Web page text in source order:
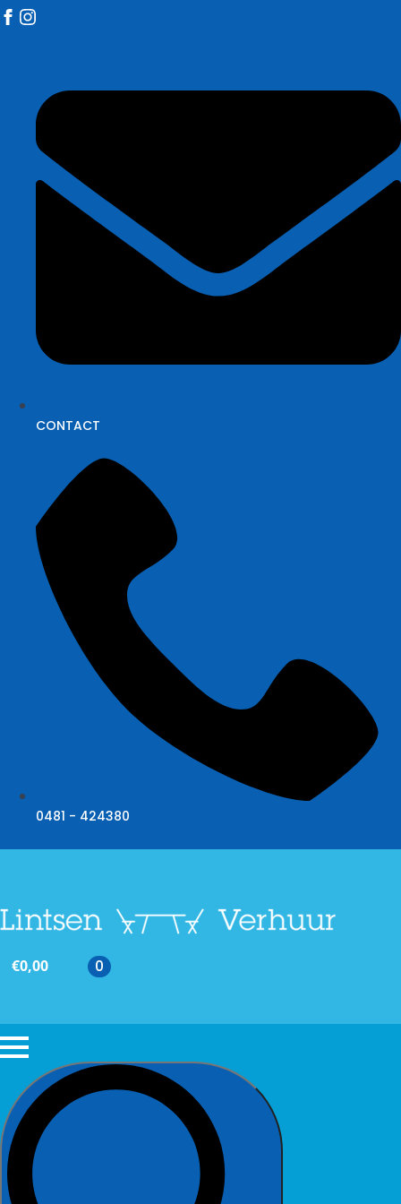
CONTACT
0481 - 424380
€0,00 0